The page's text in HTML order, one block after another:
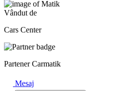
Vândut de
Cars Center
Partener Carmatik
Mesaj